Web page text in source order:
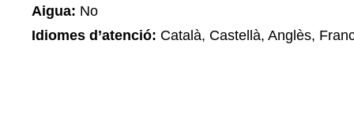
Aigua: No
Idiomes d’atenció: Català, Castellà, Anglès,